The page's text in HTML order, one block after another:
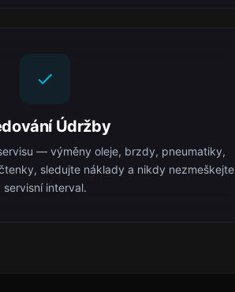
Údržby
— výměny oleje, brzdy, pneumatiky,
sledujte náklady a nikdy nezmeškejte
servisní interval.